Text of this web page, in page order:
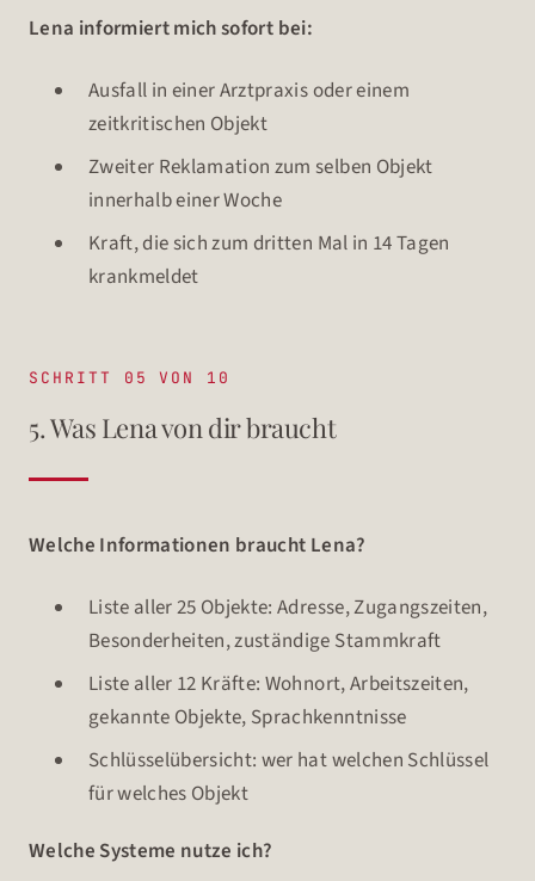
Lena informiert mich sofort bei:
Ausfall in einer Arztpraxis oder einem
zeitkritischen Objekt
Zweiter Reklamation zum selben Objekt
innerhalb einer Woche
Kraft, die sich zum dritten Mal in 14 Tagen
krankmeldet
SCHRITT 05 VON 10
5. Was Lena von dir braucht
Welche Informationen braucht Lena?
Liste aller 25 Objekte: Adresse, Zugangszeiten,
Besonderheiten, zuständige Stammkraft
Liste aller 12 Kräfte: Wohnort, Arbeitszeiten,
gekannte Objekte, Sprachkenntnisse
Schlüsselübersicht: wer hat welchen Schlüssel
für welches Objekt
Welche Systeme nutze ich?